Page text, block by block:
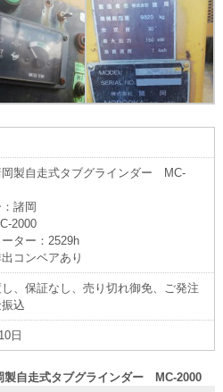
岡製自走式タブグラインダー MC-
諸岡
2000
ーター：2529h
出コンベアあり
、保証なし、売り切れ御免、ご発注
込
日
製自走式タブグラインダー MC-2000